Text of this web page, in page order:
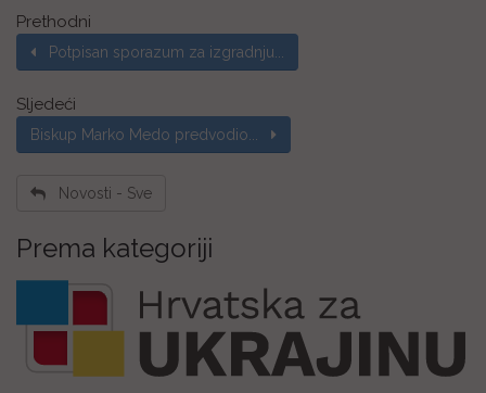
Prethodni
Potpisan sporazum za izgradnju...
Sljedeći
Biskup Marko Medo predvodio...
Novosti - Sve
Prema kategoriji